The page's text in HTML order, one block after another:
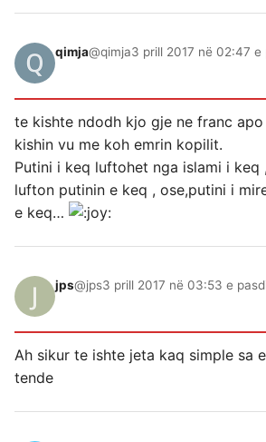
qimja@qimja3 prill 2017 në 02:47 e
te kishte ndodh kjo gje ne franc
kishin vu me koh emrin kopilit.
Putini i keq luftohet nga islami i keq
lufton putinin e keq , ose,putini i
e keq…
jps@jps3 prill 2017 në 03:53 e
Ah sikur te ishte jeta kaq simple sa
tende